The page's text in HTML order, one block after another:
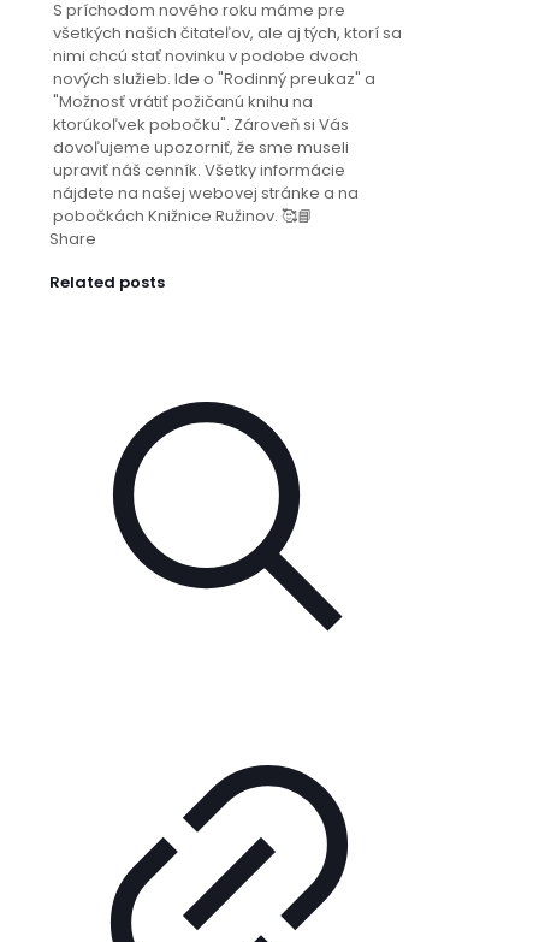
S príchodom nového roku máme pre
všetkých našich čitateľov, ale aj tých, ktorí sa
nimi chcú stať novinku v podobe dvoch
nových služieb. Ide o "Rodinný preukaz" a
"Možnosť vrátiť požičanú knihu na
ktorúkoľvek pobočku". Zároveň si Vás
dovoľujeme upozorniť, že sme museli
upraviť náš cenník. Všetky informácie
nájdete na našej webovej stránke a na
pobočkách Knižnice Ružinov. 🥰📘
Share
Related posts